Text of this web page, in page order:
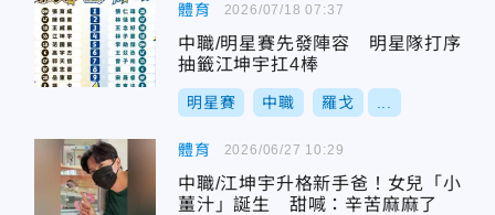
體育
中職/明星賽先發陣容 明星隊打序
抽籤江坤宇扛4棒
明星賽 中職 羅戈
2026/07/18 07:37
體育
中職/江坤宇升格新手爸！女兒「小
薑汁」誕生 甜喊：辛苦麻麻了
2026/06/27 10:29